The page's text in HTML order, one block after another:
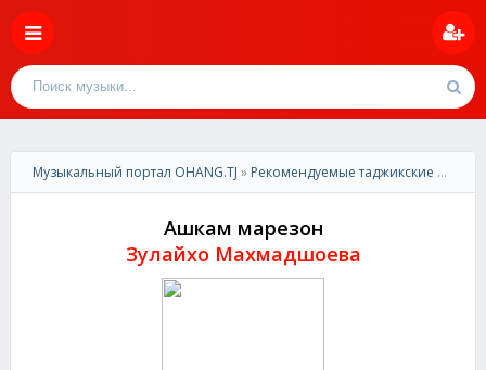
Музыкальный портал OHANG.TJ » Рекомендуемые таджикские песни
Ашкам марезон
Зулайхо Махмадшоева